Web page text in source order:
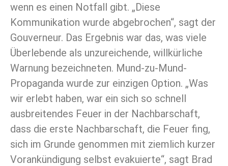
wenn es einen Notfall gibt. „Diese
Kommunikation wurde abgebrochen“, sagt der
Gouverneur. Das Ergebnis war das, was viele
Überlebende als unzureichende, willkürliche
Warnung bezeichneten. Mund-zu-Mund-
Propaganda wurde zur einzigen Option. „Was
wir erlebt haben, war ein sich so schnell
ausbreitendes Feuer in der Nachbarschaft,
dass die erste Nachbarschaft, die Feuer fing,
sich im Grunde genommen mit ziemlich kurzer
Vorankündigung selbst evakuierte“, sagt Brad